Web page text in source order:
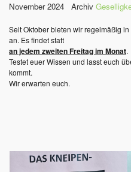
November 2024 Archiv
Seit Oktober bieten wir regelmäßig
an. Es findet statt
an jedem zweiten Freitag im Monat.
Testet euer Wissen und lasst euch
kommt.
Wir erwarten euch.